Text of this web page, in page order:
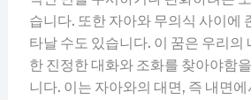
습니다. 또한 자아와 무의식 사이에
타날 수도 있습니다. 이 꿈은 우리의
한 진정한 대화와 조화를 찾아야함
니다. 이는 자아와의 대면, 즉 내면